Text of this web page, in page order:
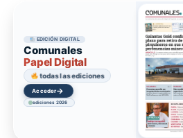
EDICIÓN DIGITAL
Comunales
Papel Digital
todas las ediciones
Acceder→
ediciones 2026